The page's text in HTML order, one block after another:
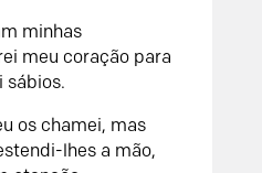
minhas
meu coração para
sábios.
os chamei, mas
lhes a mão,